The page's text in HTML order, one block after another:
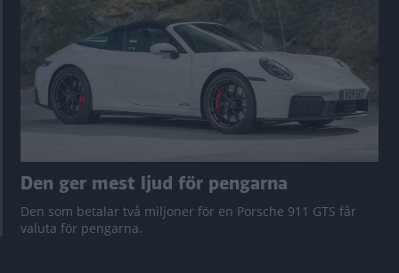
Den ger mest ljud för pengarna
Den som betalar två miljoner för en Porsche 911 GTS får
valuta för pengarna.